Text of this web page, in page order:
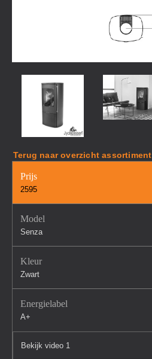
Terug naar overzicht assortiment
Prijs
2595
Model
Senza
Kleur
Zwart
Energielabel
A+
Bekijk video 1